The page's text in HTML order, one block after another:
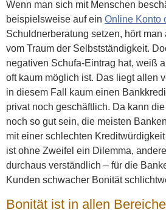
Wenn man sich mit Menschen
beispielsweise auf ein Online Konto
Schuldnerberatung setzen, hört
vom Traum der Selbstständigkeit.
negativen Schufa-Eintrag hat, weiß
oft kaum möglich ist. Das liegt allen
in diesem Fall kaum einen
privat noch geschäftlich. Da kann
noch so gut sein, die meisten
mit einer schlechten
ist ohne Zweifel ein Dilemma,
durchaus verständlich – für die
Kunden schwacher Bonität
Bonität ist in allen